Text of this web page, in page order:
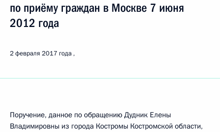
по приёму граждан в Москве 7 июня
2012 года
2 февраля 2017 года
Поручение, данное по обращению Дудник Елены
Владимировны из города Костромы Костромской области,